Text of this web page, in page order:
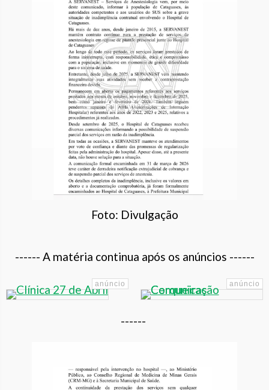
Foto: Divulgação
------ A matéria continua após os anúncios ------
------